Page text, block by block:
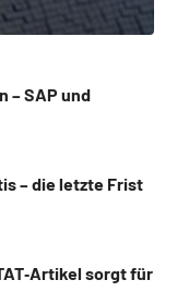
– SAP und
– die letzte Frist
sorgt für